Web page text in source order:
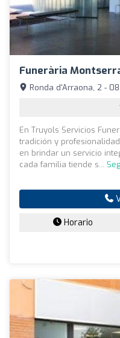
Funerària
Ronda d'Arraona, 2 -
En Truyols Servicios
tradición y
en brindar un servicio
cada familia tiende s...
Horario